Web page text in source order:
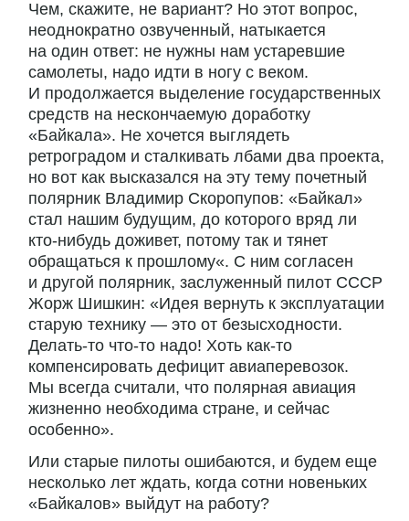
Чем, скажите, не вариант? Но этот вопрос,
неоднократно озвученный, натыкается
на один ответ: не нужны нам устаревшие
самолеты, надо идти в ногу с веком.
И продолжается выделение государственных
средств на нескончаемую доработку
«Байкала». Не хочется выглядеть
ретроградом и сталкивать лбами два проекта,
но вот как высказался на эту тему почетный
полярник Владимир Скоропупов: «Байкал»
стал нашим будущим, до которого вряд ли
кто-нибудь доживет, потому так и тянет
обращаться к прошлому«. С ним согласен
и другой полярник, заслуженный пилот СССР
Жорж Шишкин: «Идея вернуть к эксплуатации
старую технику — это от безысходности.
Делать-то что-то надо! Хоть как-то
компенсировать дефицит авиаперевозок.
Мы всегда считали, что полярная авиация
жизненно необходима стране, и сейчас
особенно».
Или старые пилоты ошибаются, и будем еще
несколько лет ждать, когда сотни новеньких
«Байкалов» выйдут на работу?